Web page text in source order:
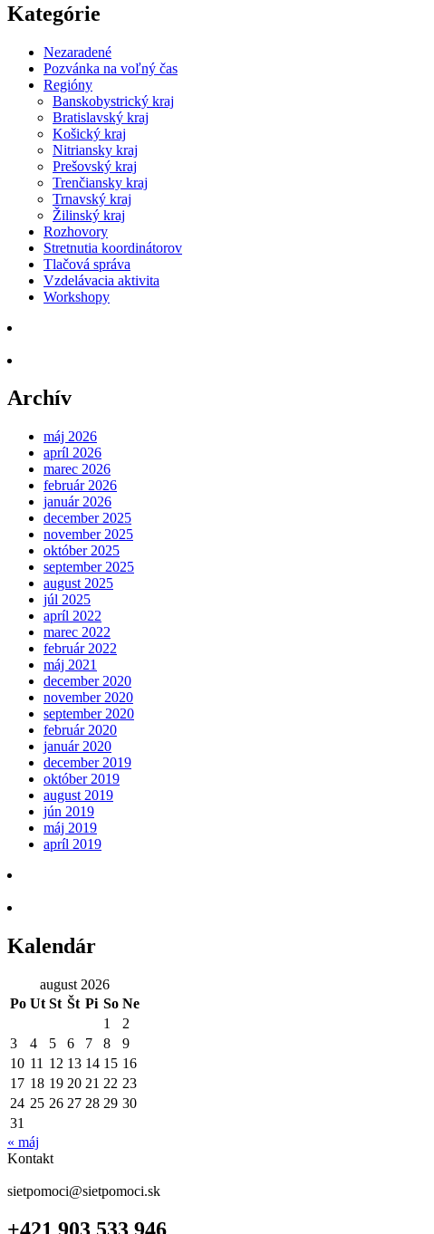
Kategórie
Nezaradené
Pozvánka na voľný čas
Regióny
Banskobystrický kraj
Bratislavský kraj
Košický kraj
Nitriansky kraj
Prešovský kraj
Trenčiansky kraj
Trnavský kraj
Žilinský kraj
Rozhovory
Stretnutia koordinátorov
Tlačová správa
Vzdelávacia aktivita
Workshopy
Archív
máj 2026
apríl 2026
marec 2026
február 2026
január 2026
december 2025
november 2025
október 2025
september 2025
august 2025
júl 2025
apríl 2022
marec 2022
február 2022
máj 2021
december 2020
november 2020
september 2020
február 2020
január 2020
december 2019
október 2019
august 2019
jún 2019
máj 2019
apríl 2019
Kalendár
august 2026
Po Ut St Št Pi So Ne
1
2
3
4 5 6 7 8
9
10 11 12 13 14 15 16
17 18 19 20 21 22 23
24 25 26 27 28 29 30
31
« máj
Kontakt
sietpomoci@sietpomoci.sk